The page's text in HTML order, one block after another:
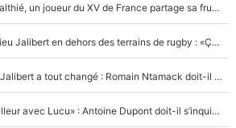
Mis de côté par Fabien Galthié, un joueur du XV de France partage sa frustration : «ils ne me l’ont pas dit tout de suite»
La raison d'être de Matthieu Jalibert en dehors des terrains de rugby : «Ça m'atteint autant que si tu touches à un membre de ma famille»
XV de France - Matthieu Jalibert a tout changé : Romain Ntamack doit-il s’inquiéter pour sa place à un an de la Coupe du monde ?
«Le XV de France est meilleur avec Lucu» : Antoine Dupont doit-il s’inquiéter pour sa place ?